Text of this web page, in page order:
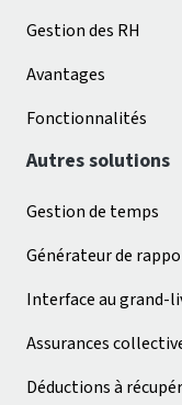
Gestion des RH
Avantages
Fonctionnalités
Autres solutions
Gestion de temps
Générateur de
Interface au grand-
Assurances
Déductions à